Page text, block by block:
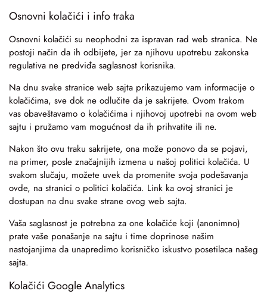
Osnovni kolačići i info traka
Osnovni kolačići su neophodni za ispravan rad web stranica. Ne
postoji način da ih odbijete, jer za njihovu upotrebu zakonska
regulativa ne predviđa saglasnost korisnika.
Na dnu svake stranice web sajta prikazujemo vam informacije o
kolačićima, sve dok ne odlučite da je sakrijete. Ovom trakom
vas obaveštavamo o kolačićima i njihovoj upotrebi na ovom web
sajtu i pružamo vam mogućnost da ih prihvatite ili ne.
Nakon što ovu traku sakrijete, ona može ponovo da se pojavi,
na primer, posle značajnijih izmena u našoj politici kolačića. U
svakom slučaju, možete uvek da promenite svoja podešavanja
ovde, na stranici o politici kolačića. Link ka ovoj stranici je
dostupan na dnu svake strane ovog web sajta.
Vaša saglasnost je potrebna za one kolačiće koji (anonimno)
prate vaše ponašanje na sajtu i time doprinose našim
nastojanjima da unapredimo korisničko iskustvo posetilaca našeg
sajta.
Kolačići Google Analytics